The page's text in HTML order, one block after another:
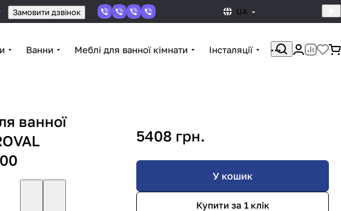
Замовити дзвінок UA
Ванни Меблі для ванної кімнати Інсталяції
ванної
5408 грн.
У кошик
Купити за 1 клiк